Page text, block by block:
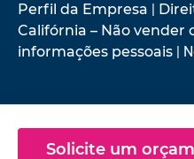
Solicite um
Perfil da Empresa |
Califórnia – Não
informações pessoais |